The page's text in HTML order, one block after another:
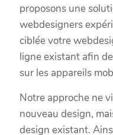
proposons une
webdesigners
ciblée votre
ligne existant afin
sur les appareils
Notre approche ne
nouveau design,
design existant.